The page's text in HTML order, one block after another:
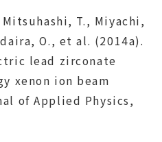
T., Miyachi,
O., et al. (2014a).
lead zirconate
xenon ion beam
of Applied Physics,